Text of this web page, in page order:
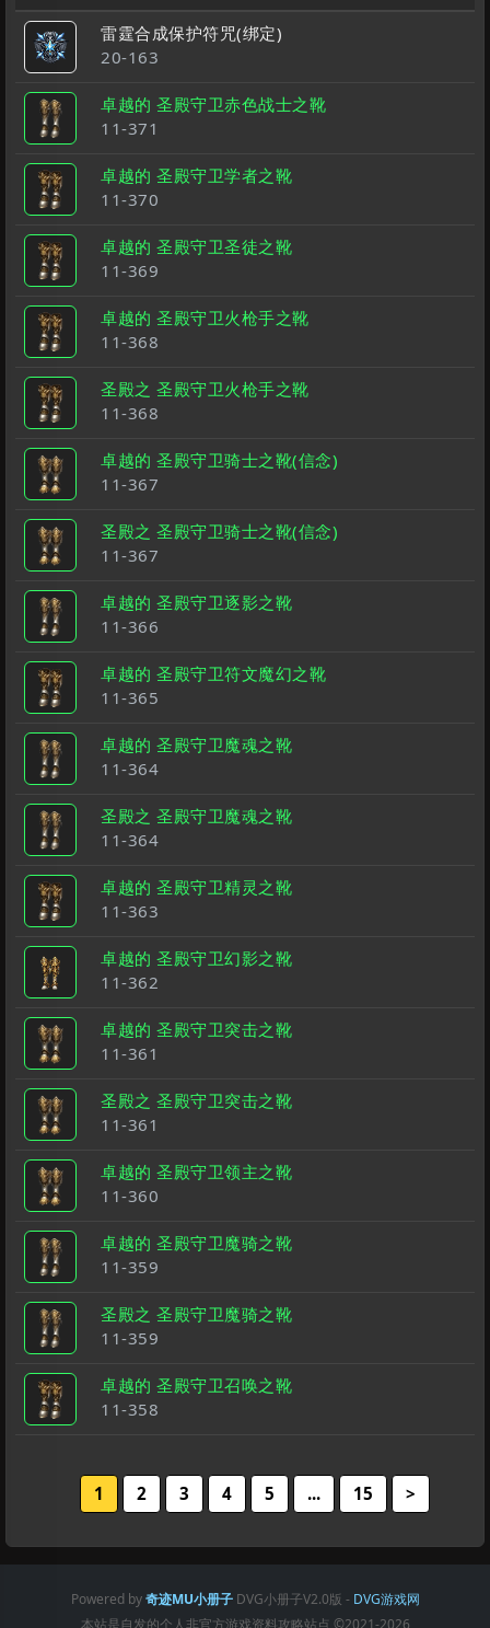
雷霆合成保护符咒(绑定)
20-163
卓越的 圣殿守卫赤色战士之靴
11-371
卓越的 圣殿守卫学者之靴
11-370
卓越的 圣殿守卫圣徒之靴
11-369
卓越的 圣殿守卫火枪手之靴
11-368
圣殿之 圣殿守卫火枪手之靴
11-368
卓越的 圣殿守卫骑士之靴(信念)
11-367
圣殿之 圣殿守卫骑士之靴(信念)
11-367
卓越的 圣殿守卫逐影之靴
11-366
卓越的 圣殿守卫符文魔幻之靴
11-365
卓越的 圣殿守卫魔魂之靴
11-364
圣殿之 圣殿守卫魔魂之靴
11-364
卓越的 圣殿守卫精灵之靴
11-363
卓越的 圣殿守卫幻影之靴
11-362
卓越的 圣殿守卫突击之靴
11-361
圣殿之 圣殿守卫突击之靴
11-361
卓越的 圣殿守卫领主之靴
11-360
卓越的 圣殿守卫魔骑之靴
11-359
圣殿之 圣殿守卫魔骑之靴
11-359
卓越的 圣殿守卫召唤之靴
11-358
1 2 3 4 5 ... 15 >
Powered by奇迹MU小册子DVG小册子V2.0版 - DVG游戏网
本站是自发的个人非官方游戏资料攻略站点 ©2021-2026